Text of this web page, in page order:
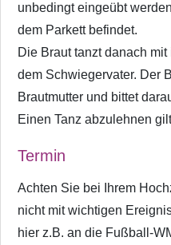
unbedingt eingeübt
dem Parkett befindet.
Die Braut tanzt danach
dem Schwiegervater. Der
Brautmutter und bittet
Einen Tanz abzulehnen
Termin
Achten Sie bei Ihrem
nicht mit wichtigen
hier z.B. an die Fußball-